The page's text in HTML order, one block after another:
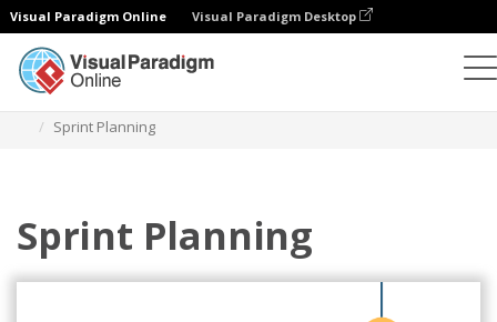
Visual Paradigm Online Visual Paradigm Desktop
Sprint Planning
Sprint Planning